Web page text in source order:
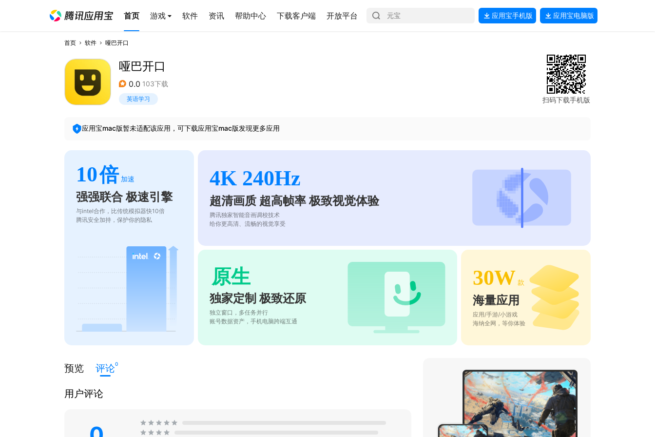
首页 游戏 软件 资讯 帮助中心 下载客户端 开放平台 应用宝手机版 应用宝电脑版
首页 软件 哑巴开口
哑巴开口
0.0 103下载
英语学习 扫码下载手机版
应用宝mac版暂未适配该应用，可下载应用宝mac版发现更多应用
10倍 加速
强强联合 极速引擎
与intel合作，比传统模拟器快10倍
腾讯安全加持，保护你的隐私
4K 240Hz
超清画质 超高帧率 极致视觉体验
腾讯独家智能音画调校技术
给你更高清、流畅的视觉享受
原生
独家定制 极致还原
独立窗口，多任务并行
账号数据资产，手机电脑跨端互通
30W 款
海量应用
应用/手游/小游戏
海纳全网，等你体验
预览 评论0
用户评论